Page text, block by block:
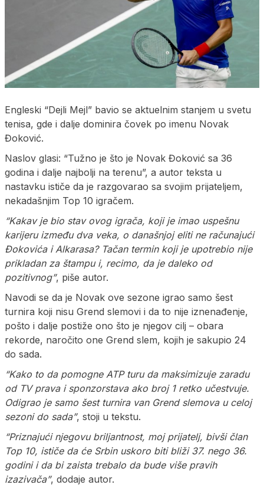
Engleski “Dejli Mejl” bavio se aktuelnim stanjem u svetu
tenisa, gde i dalje dominira čovek po imenu Novak
Đoković.
Naslov glasi: “Tužno je što je Novak Đoković sa 36
godina i dalje najbolji na terenu”, a autor teksta u
nastavku ističe da je razgovarao sa svojim prijateljem,
nekadašnjim Top 10 igračem.
“Kakav je bio stav ovog igrača, koji je imao uspešnu
karijeru između dva veka, o današnjoj eliti ne računajući
Đokovića i Alkarasa? Tačan termin koji je upotrebio nije
prikladan za štampu i, recimo, da je daleko od
pozitivnog”, piše autor.
Navodi se da je Novak ove sezone igrao samo šest
turnira koji nisu Grend slemovi i da to nije iznenađenje,
pošto i dalje postiže ono što je njegov cilj – obara
rekorde, naročito one Grend slem, kojih je sakupio 24
do sada.
“Kako to da pomogne ATP turu da maksimizuje zaradu
od TV prava i sponzorstava ako broj 1 retko učestvuje.
Odigrao je samo šest turnira van Grend slemova u celoj
sezoni do sada”, stoji u tekstu.
“Priznajući njegovu briljantnost, moj prijatelj, bivši član
Top 10, ističe da će Srbin uskoro biti bliži 37. nego 36.
godini i da bi zaista trebalo da bude više pravih
izazivača”, dodaje autor.